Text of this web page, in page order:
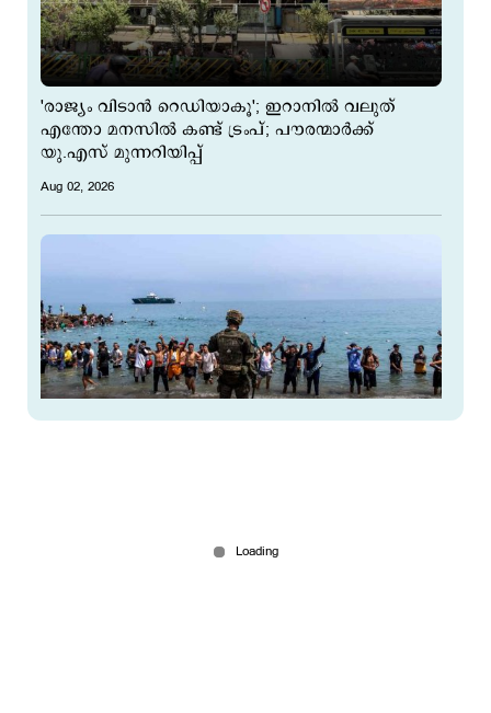
'രാജ്യം വിടാന്‍ റെഡിയാകൂ'; ഇറാനില്‍ വലുത്
എന്തോ മനസില്‍ കണ്ട് ട്രംപ്; പൗരന്മാര്‍ക്ക്
യു.എസ് മുന്നറിയിപ്പ്
Aug 02, 2026